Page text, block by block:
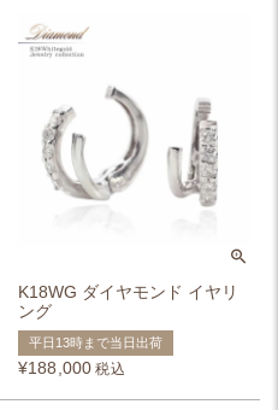
K18WG ダイヤモンド イヤリ
ング
平日13時まで当日出荷
¥188,000 税込